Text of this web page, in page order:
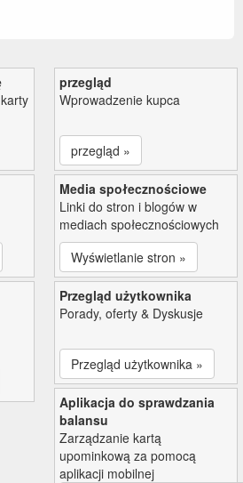
przegląd
Wprowadzenie kupca
przegląd »
Media społecznościowe
Linki do stron i blogów w
mediach społecznościowych
Wyświetlanie stron »
Przegląd użytkownika
Porady, oferty & Dyskusje
Przegląd użytkownika »
Aplikacja do sprawdzania
balansu
Zarządzanie kartą
upominkową za pomocą
aplikacji mobilnej